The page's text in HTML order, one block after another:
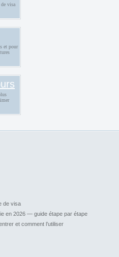
visa
et pour
de visa
en 2026 — guide étape par étape
et comment l’utiliser